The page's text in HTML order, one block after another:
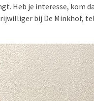
Heb je interesse, kom
bij De Minkhof,